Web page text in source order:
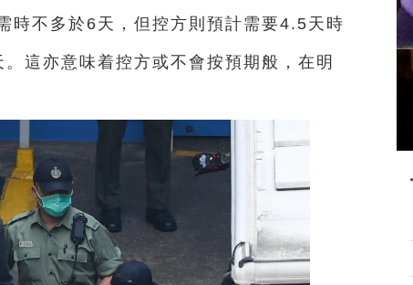
時不多於6天，但控方則預計需要4.5天時
這亦意味着控方或不會按預期般，在明